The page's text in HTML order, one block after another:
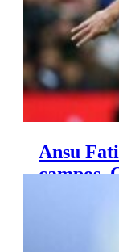
Ansu
campos.